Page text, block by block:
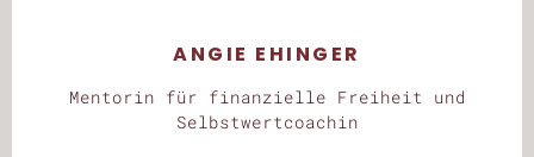
ANGIE EHINGER
Mentorin für finanzielle Freiheit und
Selbstwertcoachin